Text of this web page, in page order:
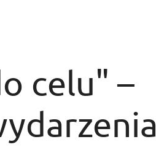
celu" –